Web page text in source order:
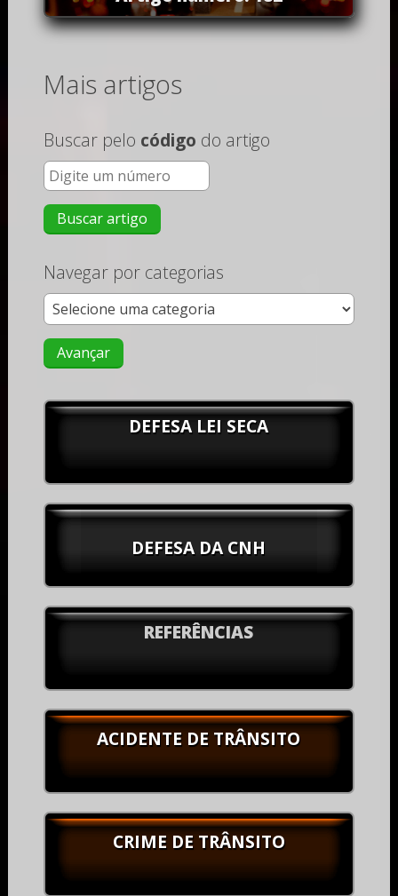
Mais artigos
Buscar pelo código do artigo
Navegar por categorias
DEFESA LEI SECA
DEFESA DA CNH
REFERÊNCIAS
ACIDENTE DE TRÂNSITO
CRIME DE TRÂNSITO